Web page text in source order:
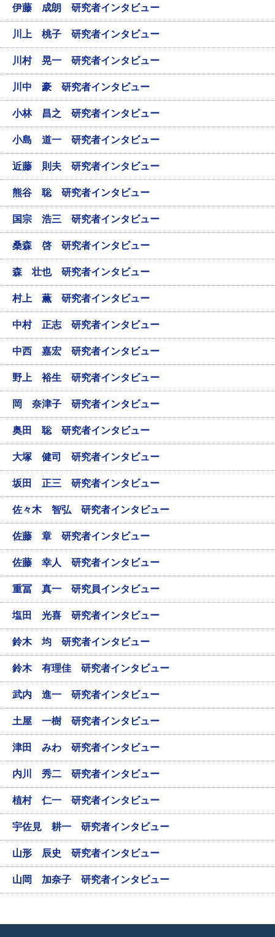
伊藤 成朗 研究者インタビュー
川上 桃子 研究者インタビュー
川村 晃一 研究者インタビュー
川中 豪 研究者インタビュー
小林 昌之 研究者インタビュー
小島 道一 研究者インタビュー
近藤 則夫 研究者インタビュー
熊谷 聡 研究者インタビュー
国宗 浩三 研究者インタビュー
桑森 啓 研究者インタビュー
森 壮也 研究者インタビュー
村上 薫 研究者インタビュー
中村 正志 研究者インタビュー
中西 嘉宏 研究者インタビュー
野上 裕生 研究者インタビュー
岡 奈津子 研究者インタビュー
奥田 聡 研究者インタビュー
大塚 健司 研究者インタビュー
坂田 正三 研究者インタビュー
佐々木 智弘 研究者インタビュー
佐藤 章 研究者インタビュー
佐藤 幸人 研究者インタビュー
重冨 真一 研究員インタビュー
塩田 光喜 研究者インタビュー
鈴木 均 研究者インタビュー
鈴木 有理佳 研究者インタビュー
武内 進一 研究者インタビュー
土屋 一樹 研究者インタビュー
津田 みわ 研究者インタビュー
内川 秀二 研究者インタビュー
植村 仁一 研究者インタビュー
宇佐見 耕一 研究者インタビュー
山形 辰史 研究者インタビュー
山岡 加奈子 研究者インタビュー